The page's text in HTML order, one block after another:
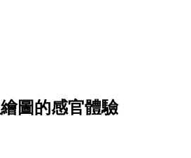
圖的感官體驗